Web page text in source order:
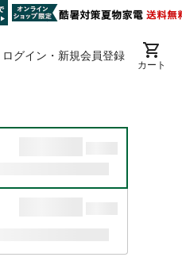
ログイン・新規会員登録
カート